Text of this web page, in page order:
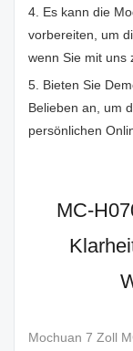
4. Es kann die
vorbereiten, um
wenn Sie mit uns
5. Bieten Sie
Belieben an, um
persönlichen
MC-
Mochuan 7 Zoll